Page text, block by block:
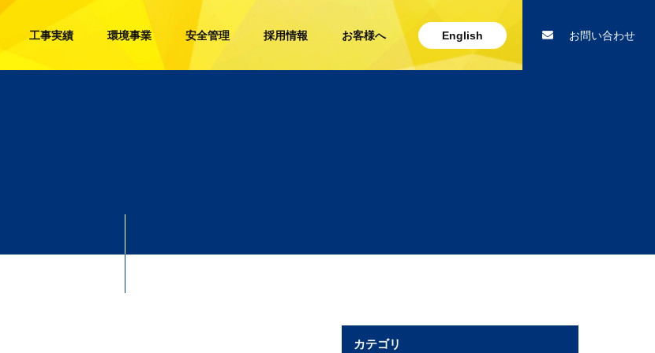
工事実績 環境事業 安全管理 採用情報 お客様へ English お問い合わせ
カテゴリ